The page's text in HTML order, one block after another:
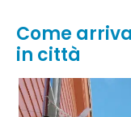
Come
in città